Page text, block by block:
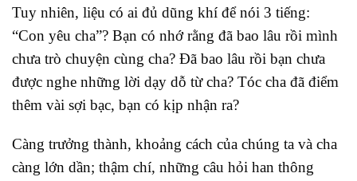
Tuy nhiên, liệu có ai đủ dũng khí để nói 3 tiếng:
“Con yêu cha”? Bạn có nhớ rằng đã bao lâu rồi mình
chưa trò chuyện cùng cha? Đã bao lâu rồi bạn chưa
được nghe những lời dạy dỗ từ cha? Tóc cha đã điểm
thêm vài sợi bạc, bạn có kịp nhận ra?
Càng trưởng thành, khoảng cách của chúng ta và cha
càng lớn dần; thậm chí, những câu hỏi han thông